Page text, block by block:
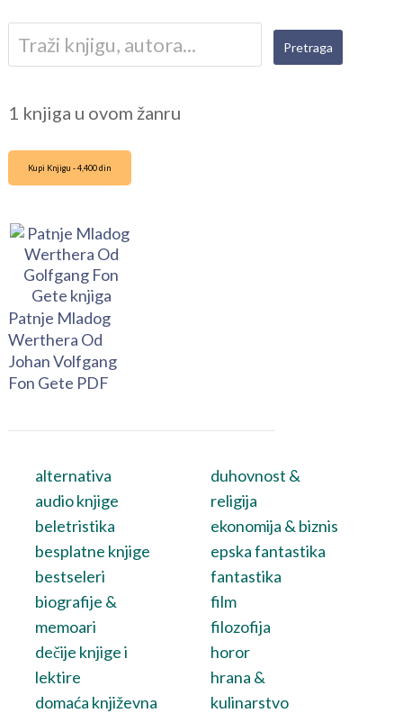
1 knjiga u ovom žanru
Kupi Knjigu - 4,400 din
Patnje Mladog
Werthera Od
Johan Volfgang
Fon Gete PDF
alternativa
audio knjige
beletristika
besplatne knjige
bestseleri
biografije &
memoari
dečije knjige i
lektire
domaća književna
duhovnost &
religija
ekonomija & biznis
epska fantastika
fantastika
film
filozofija
horor
hrana &
kulinarstvo